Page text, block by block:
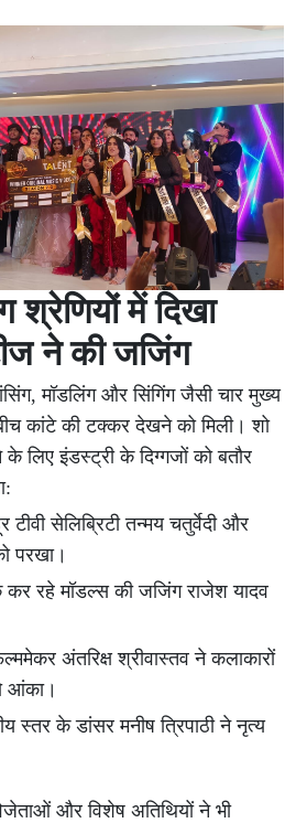
में दिखा
ने की जजिंग
मॉडलिंग और सिंगिंग जैसी चार मुख्य
कांटे की टक्कर देखने को मिली। शो
लिए इंडस्ट्री के दिग्गजों को बतौर
टीवी सेलिब्रिटी तन्मय चतुर्वेदी और
परखा।
कर रहे मॉडल्स की जजिंग राजेश यादव
अंतरिक्ष श्रीवास्तव ने कलाकारों
आंका।
स्तर के डांसर मनीष त्रिपाठी ने नृत्य
और विशेष अतिथियों ने भी